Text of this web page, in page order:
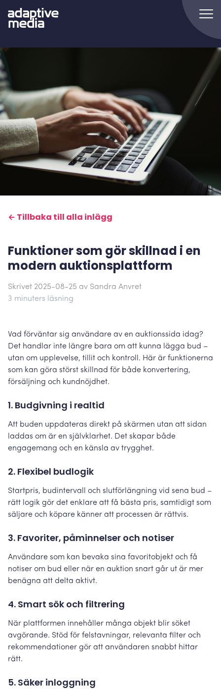
← Tillbaka till alla inlägg
Funktioner som gör skillnad i en
modern auktionsplattform
Skrivet 2025-08-25 av Sandra Anvret
3 minuters läsning
Vad förväntar sig användare av en auktionssida idag?
Det handlar inte längre bara om att kunna lägga bud –
utan om upplevelse, tillit och kontroll. Här är funktionerna
som kan göra störst skillnad för både konvertering,
försäljning och kundnöjdhet.
1. Budgivning i realtid
Att buden uppdateras direkt på skärmen utan att sidan
laddas om är en självklarhet. Det skapar både
engagemang och en känsla av trygghet.
2. Flexibel budlogik
Startpris, budintervall och slutförlängning vid sena bud –
rätt logik gör det enklare att få bästa pris, samtidigt som
säljare och köpare känner att processen är rättvis.
3. Favoriter, påminnelser och notiser
Användare som kan bevaka sina favoritobjekt och få
notiser om bud eller när en auktion snart går ut är mer
benägna att delta aktivt.
4. Smart sök och filtrering
När plattformen innehåller många objekt blir söket
avgörande. Stöd för felstavningar, relevanta filter och
rekommendationer gör att användaren snabbt hittar
rätt.
5. Säker inloggning